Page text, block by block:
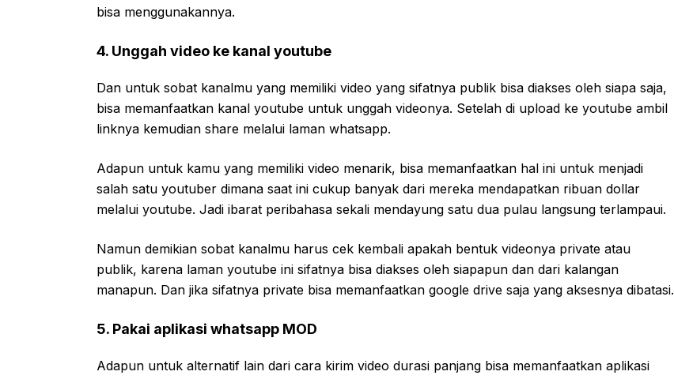
bisa menggunakannya.
4. Unggah video ke kanal youtube
Dan untuk sobat kanalmu yang memiliki video yang sifatnya publik bisa diakses oleh siapa saja,
bisa memanfaatkan kanal youtube untuk unggah videonya. Setelah di upload ke youtube ambil
linknya kemudian share melalui laman whatsapp.
Adapun untuk kamu yang memiliki video menarik, bisa memanfaatkan hal ini untuk menjadi
salah satu youtuber dimana saat ini cukup banyak dari mereka mendapatkan ribuan dollar
melalui youtube. Jadi ibarat peribahasa sekali mendayung satu dua pulau langsung terlampaui.
Namun demikian sobat kanalmu harus cek kembali apakah bentuk videonya private atau
publik, karena laman youtube ini sifatnya bisa diakses oleh siapapun dan dari kalangan
manapun. Dan jika sifatnya private bisa memanfaatkan google drive saja yang aksesnya dibatasi.
5. Pakai aplikasi whatsapp MOD
Adapun untuk alternatif lain dari cara kirim video durasi panjang bisa memanfaatkan aplikasi